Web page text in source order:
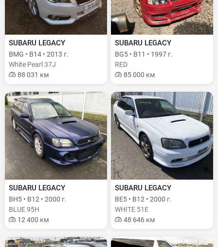
SUBARU LEGACY
BMG • B14 • 2013 г.
White Pearl 37J
88 031 км
SUBARU LEGACY
BG5 • B11 • 1997 г.
RED
85 000 км
SUBARU LEGACY
BH5 • B12 • 2000 г.
BLUE 95H
12 400 км
SUBARU LEGACY
BE5 • B12 • 2000 г.
WHITE 51E
48 646 км